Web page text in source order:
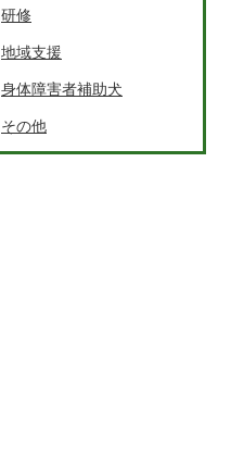
研修
地域支援
身体障害者補助犬
その他